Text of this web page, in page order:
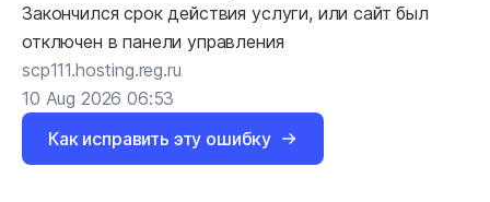
Закончился срок действия услуги, или сайт был
отключен в панели управления
scp111.hosting.reg.ru
10 Aug 2026 06:53
Как исправить эту ошибку